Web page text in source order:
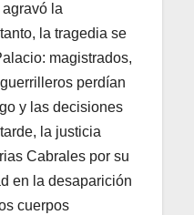
la
la tragedia se
magistrados,
perdían
y las decisiones
la justicia
Cabrales por su
en la desaparición
cuerpos